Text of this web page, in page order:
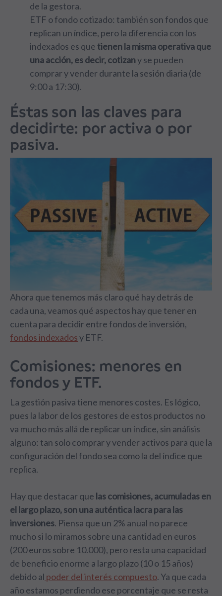
de la gestora.
ETF o fondo cotizado: también son fondos que
replican un índice, pero la diferencia con los
indexados es que tienen la misma operativa que
una acción, es decir, cotizany se pueden
comprar y vender durante la sesión diaria (de
9:00 a 17:30).
Éstas son las claves para
decidirte: por activa o por
pasiva.
Ahora que tenemos más claro qué hay detrás de
cada una, veamos qué aspectos hay que tener en
cuenta para decidir entre fondos de inversión,
fondos indexadosy ETF.
Comisiones: menores en
fondos y ETF.
La gestión pasiva tiene menores costes. Es lógico,
pues la labor de los gestores de estos productos no
va mucho más allá de replicar un índice, sin análisis
alguno: tan solo comprar y vender activos para que la
configuración del fondo sea como la del índice que
replica.
Hay que destacar que las comisiones, acumuladas en
el largo plazo, son una auténtica lacra para las
inversiones. Piensa que un 2% anual no parece
mucho si lo miramos sobre una cantidad en euros
(200 euros sobre 10.000), pero resta una capacidad
de beneficio enorme a largo plazo (10 o 15 años)
debido al poder del interés compuesto. Ya que cada
año estamos perdiendo ese porcentaje que se resta